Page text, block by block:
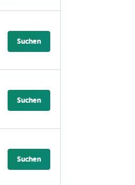
Suchen
Suchen
Suchen